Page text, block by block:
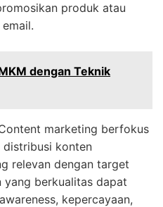
produk atau
dengan Teknik
marketing berfokus
distribusi konten
relevan dengan target
yang berkualitas dapat
kepercayaan,